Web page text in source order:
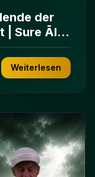
der
| Sure Āl
Weiterlesen